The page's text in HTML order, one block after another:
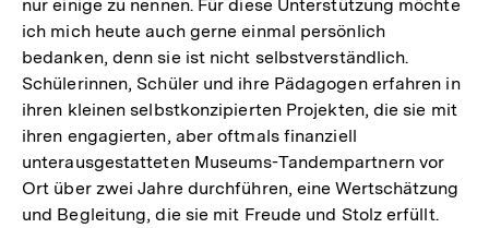
nur einige zu nennen. Für diese Unterstützung möchte
ich mich heute auch gerne einmal persönlich
bedanken, denn sie ist nicht selbstverständlich.
Schülerinnen, Schüler und ihre Pädagogen erfahren in
ihren kleinen selbstkonzipierten Projekten, die sie mit
ihren engagierten, aber oftmals finanziell
unterausgestatteten Museums-Tandempartnern vor
Ort über zwei Jahre durchführen, eine Wertschätzung
und Begleitung, die sie mit Freude und Stolz erfüllt.